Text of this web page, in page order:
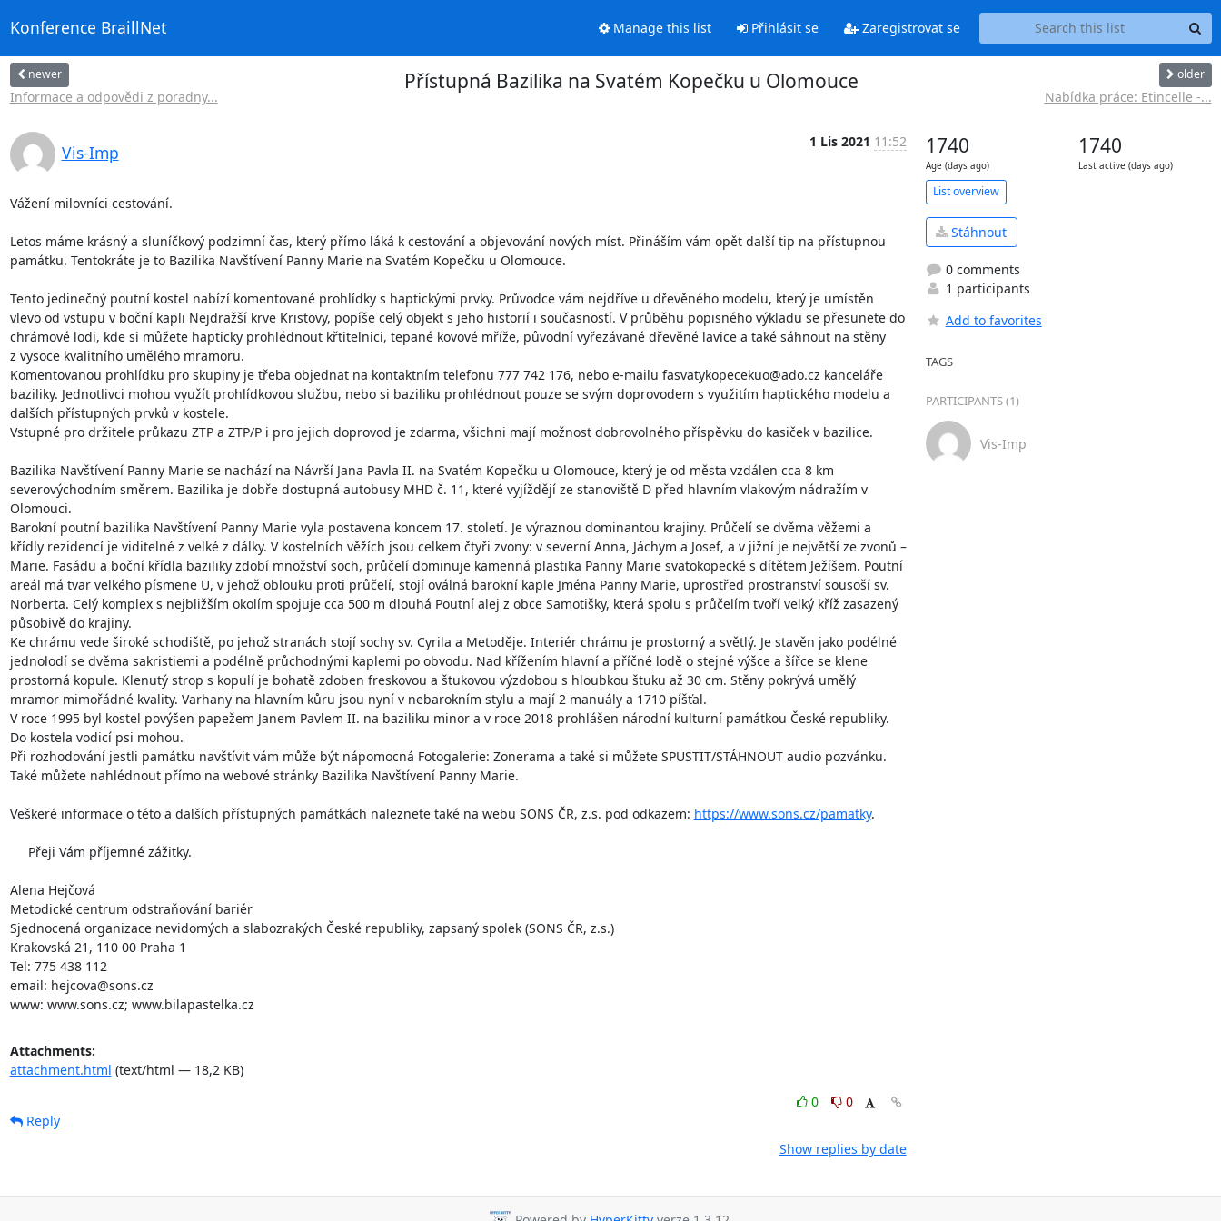
Konference BraillNet Manage this list Přihlásit se Zaregistrovat se
newer
Informace a odpovědi z poradny...
Přístupná Bazilika na Svatém Kopečku u Olomouce older
Nabídka práce: Etincelle -...
Vis-Imp
1 Lis 2021 11:52
Vážení milovníci cestování.
Letos máme krásný a sluníčkový podzimní čas, který přímo láká k cestování a objevování nových míst. Přináším vám opět další tip na přístupnou
památku. Tentokráte je to Bazilika Navštívení Panny Marie na Svatém Kopečku u Olomouce.
Tento jedinečný poutní kostel nabízí komentované prohlídky s haptickými prvky. Průvodce vám nejdříve u dřevěného modelu, který je umístěn
vlevo od vstupu v boční kapli Nejdražší krve Kristovy, popíše celý objekt s jeho historií i současností. V průběhu popisného výkladu se přesunete do
chrámové lodi, kde si můžete hapticky prohlédnout křtitelnici, tepané kovové mříže, původní vyřezávané dřevěné lavice a také sáhnout na stěny
z vysoce kvalitního umělého mramoru.
Komentovanou prohlídku pro skupiny je třeba objednat na kontaktním telefonu 777 742 176, nebo e-mailu fasvatykopecekuo@ado.cz kanceláře
baziliky. Jednotlivci mohou využít prohlídkovou službu, nebo si baziliku prohlédnout pouze se svým doprovodem s využitím haptického modelu a
dalších přístupných prvků v kostele.
Vstupné pro držitele průkazu ZTP a ZTP/P i pro jejich doprovod je zdarma, všichni mají možnost dobrovolného příspěvku do kasiček v bazilice.
Bazilika Navštívení Panny Marie se nachází na Návrší Jana Pavla II. na Svatém Kopečku u Olomouce, který je od města vzdálen cca 8 km
severovýchodním směrem. Bazilika je dobře dostupná autobusy MHD č. 11, které vyjíždějí ze stanoviště D před hlavním vlakovým nádražím v
Olomouci.
Barokní poutní bazilika Navštívení Panny Marie vyla postavena koncem 17. století. Je výraznou dominantou krajiny. Průčelí se dvěma věžemi a
křídly rezidencí je viditelné z velké z dálky. V kostelních věžích jsou celkem čtyři zvony: v severní Anna, Jáchym a Josef, a v jižní je největší ze zvonů –
Marie. Fasádu a boční křídla baziliky zdobí množství soch, průčelí dominuje kamenná plastika Panny Marie svatokopecké s dítětem Ježíšem. Poutní
areál má tvar velkého písmene U, v jehož oblouku proti průčelí, stojí oválná barokní kaple Jména Panny Marie, uprostřed prostranství sousoší sv.
Norberta. Celý komplex s nejbližším okolím spojuje cca 500 m dlouhá Poutní alej z obce Samotišky, která spolu s průčelím tvoří velký kříž zasazený
působivě do krajiny.
Ke chrámu vede široké schodiště, po jehož stranách stojí sochy sv. Cyrila a Metoděje. Interiér chrámu je prostorný a světlý. Je stavěn jako podélné
jednolodí se dvěma sakristiemi a podélně průchodnými kaplemi po obvodu. Nad křížením hlavní a příčné lodě o stejné výšce a šířce se klene
prostorná kopule. Klenutý strop s kopulí je bohatě zdoben freskovou a štukovou výzdobou s hloubkou štuku až 30 cm. Stěny pokrývá umělý
mramor mimořádné kvality. Varhany na hlavním kůru jsou nyní v nebarokním stylu a mají 2 manuály a 1710 píšťal.
V roce 1995 byl kostel povýšen papežem Janem Pavlem II. na baziliku minor a v roce 2018 prohlášen národní kulturní památkou České republiky.
Do kostela vodicí psi mohou.
Při rozhodování jestli památku navštívit vám může být nápomocná Fotogalerie: Zonerama a také si můžete SPUSTIT/STÁHNOUT audio pozvánku.
Také můžete nahlédnout přímo na webové stránky Bazilika Navštívení Panny Marie.
Veškeré informace o této a dalších přístupných památkách naleznete také na webu SONS ČR, z.s. pod odkazem: https://www.sons.cz/pamatky.
Přeji Vám příjemné zážitky.
Alena Hejčová
Metodické centrum odstraňování bariér
Sjednocená organizace nevidomých a slabozrakých České republiky, zapsaný spolek (SONS ČR, z.s.)
Krakovská 21, 110 00 Praha 1
Tel: 775 438 112
email: hejcova@sons.cz
www: www.sons.cz; www.bilapastelka.cz
Attachments:
attachment.html (text/html — 18,2 KB)
0
0
Reply
Show replies by date
1740
Age (days ago)
1740
Last active (days ago)
List overview
Stáhnout
0 comments
1 participants
Add to favorites
TAGS
PARTICIPANTS (1)
Vis-Imp